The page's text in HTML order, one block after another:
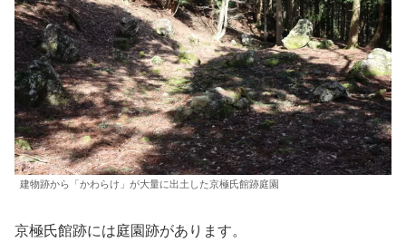
建物跡から「かわらけ」が大量に出土した京極氏館跡庭園
京極氏館跡には庭園跡があります。